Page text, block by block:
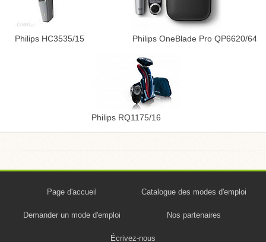
Philips HC3535/15 Philips OneBlade Pro QP6620/64
Philips RQ1175/16
Page d'accueil Catalogue des modes d'emploi
Demander un mode d'emploi Nos partenaires
Écrivez-nous